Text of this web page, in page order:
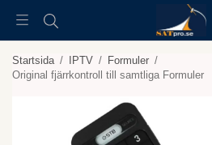
Startsida / IPTV / Formuler /
Original fjärrkontroll till samtliga Formuler